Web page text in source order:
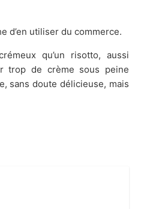
d’en utiliser du commerce.
qu’un risotto, aussi
trop de crème sous peine
sans doute délicieuse, mais